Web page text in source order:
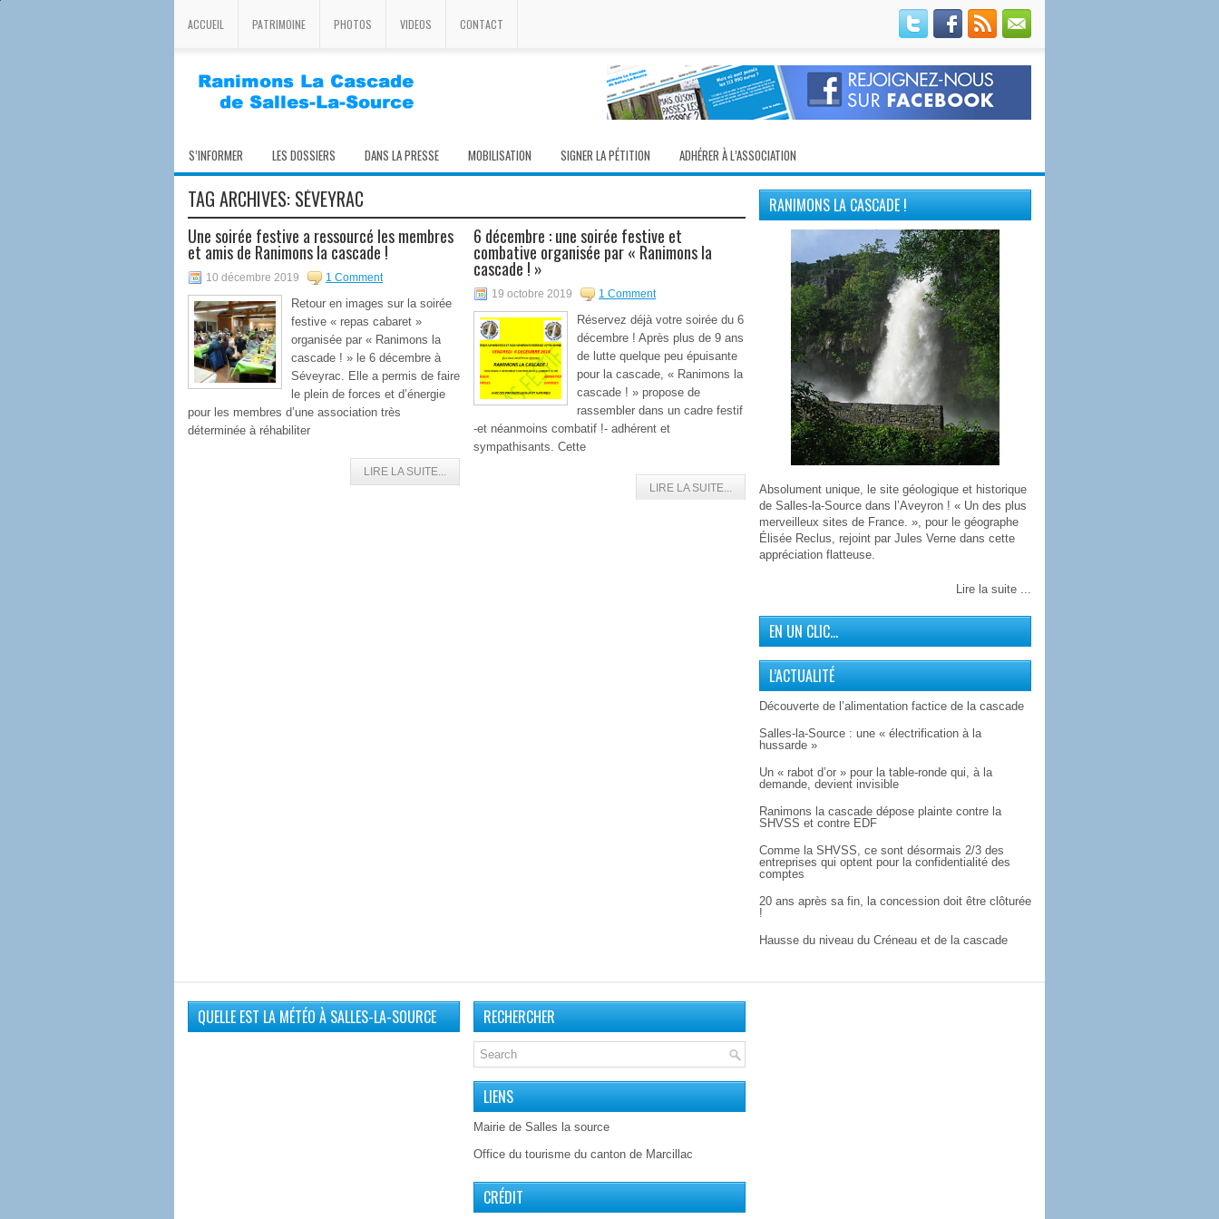
ACCUEIL PATRIMOINE PHOTOS VIDEOS CONTACT
S’INFORMER LES DOSSIERS DANS LA PRESSE MOBILISATION SIGNER LA PÉTITION ADHÉRER À L’ASSOCIATION
TAG ARCHIVES: SÉVEYRAC
Une soirée festive a ressourcé les membres
et amis de Ranimons la cascade !
10 décembre 2019 1 Comment
Retour en images sur la soirée
festive « repas cabaret »
organisée par « Ranimons la
cascade ! » le 6 décembre à
Séveyrac. Elle a permis de faire
le plein de forces et d’énergie
pour les membres d’une association très
déterminée à réhabiliter
LIRE LA SUITE...
6 décembre : une soirée festive et
combative organisée par « Ranimons la
cascade ! »
19 octobre 2019 1 Comment
Réservez déjà votre soirée du 6
décembre ! Après plus de 9 ans
de lutte quelque peu épuisante
pour la cascade, « Ranimons la
cascade ! » propose de
rassembler dans un cadre festif
-et néanmoins combatif !- adhérent et
sympathisants. Cette
LIRE LA SUITE...
RANIMONS LA CASCADE !
Absolument unique, le site géologique et historique
de Salles-la-Source dans l’Aveyron ! « Un des plus
merveilleux sites de France. », pour le géographe
Élisée Reclus, rejoint par Jules Verne dans cette
appréciation flatteuse.
Lire la suite ...
EN UN CLIC…
L’ACTUALITÉ
Découverte de l’alimentation factice de la cascade
Salles-la-Source : une « électrification à la
hussarde »
Un « rabot d’or » pour la table-ronde qui, à la
demande, devient invisible
Ranimons la cascade dépose plainte contre la
SHVSS et contre EDF
Comme la SHVSS, ce sont désormais 2/3 des
entreprises qui optent pour la confidentialité des
comptes
20 ans après sa fin, la concession doit être clôturée
!
Hausse du niveau du Créneau et de la cascade
QUELLE EST LA MÉTÉO À SALLES-LA-SOURCE RECHERCHER
LIENS
Mairie de Salles la source
Office du tourisme du canton de Marcillac
CRÉDIT